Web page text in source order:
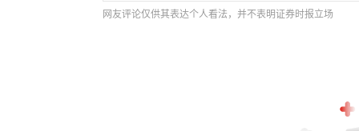
网友评论仅供其表达个人看法，并不表明证券时报立场